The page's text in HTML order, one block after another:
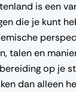
is een
die je kunt
talen en
op je
dan alleen